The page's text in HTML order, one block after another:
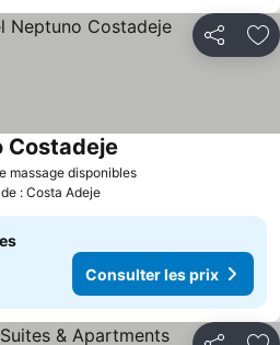
Partager
massage disponiblesConsulter les prix
Costadeje
: Costa Adeje
Consulter les prix